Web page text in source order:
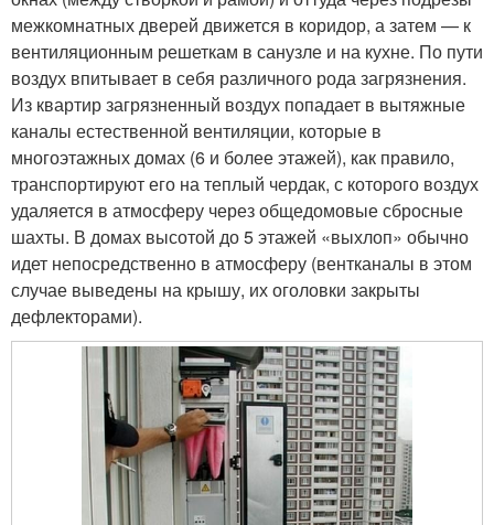
межкомнатных дверей движется в коридор, а затем — к
вентиляционным решеткам в санузле и на кухне. По пути
воздух впитывает в себя различного рода загрязнения.
Из квартир загрязненный воздух попадает в вытяжные
каналы естественной вентиляции, которые в
многоэтажных домах (6 и более этажей), как правило,
транспортируют его на теплый чердак, с которого воздух
удаляется в атмосферу через общедомовые сбросные
шахты. В домах высотой до 5 этажей «выхлоп» обычно
идет непосредственно в атмосферу (вентканалы в этом
случае выведены на крышу, их оголовки закрыты
дефлекторами).